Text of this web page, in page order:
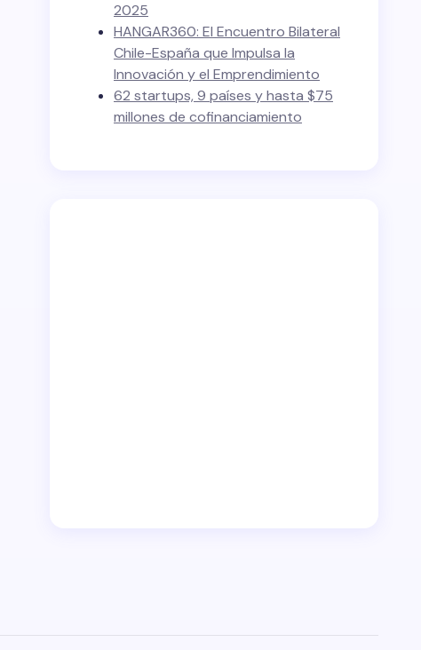
2025
HANGAR360: El Encuentro Bilateral
Chile-España que Impulsa la
Innovación y el Emprendimiento
62 startups, 9 países y hasta $75
millones de cofinanciamiento